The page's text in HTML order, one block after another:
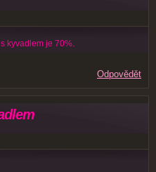
kyvadlem je 70%.
Odpovědět